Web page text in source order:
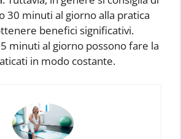
30 minuti al giorno alla pratica
benefici significativi.
minuti al giorno possono fare la
in modo costante.